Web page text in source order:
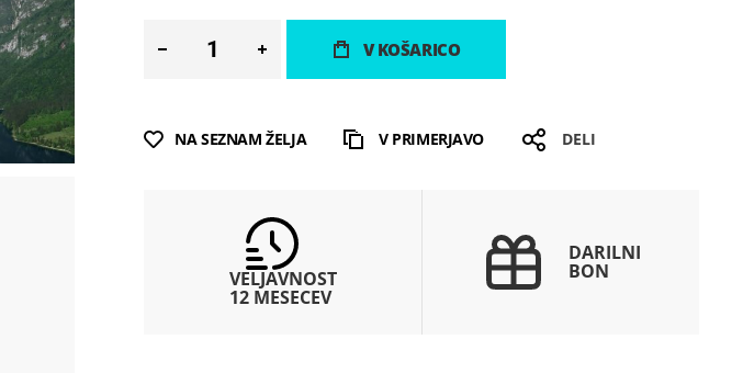
V KOŠARICO
NA SEZNAM ŽELJA V PRIMERJAVO DELI
VELJAVNOST
12 MESECEV
DARILNI
BON